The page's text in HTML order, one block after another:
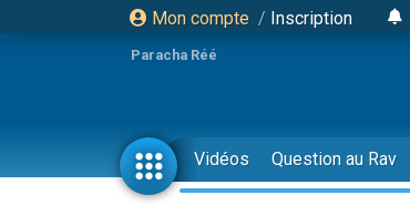
Mon compte / Inscription
Paracha Réé
Vidéos Question au Rav